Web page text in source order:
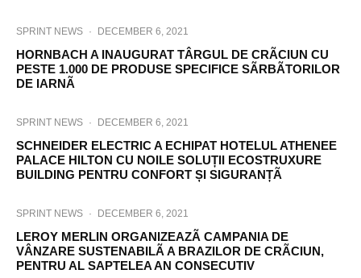
SPRINT NEWS · DECEMBER 6, 2021
HORNBACH A INAUGURAT TÂRGUL DE CRÃCIUN CU
PESTE 1.000 DE PRODUSE SPECIFICE SÃRBÃTORILOR
DE IARNÃ
SPRINT NEWS · DECEMBER 6, 2021
SCHNEIDER ELECTRIC A ECHIPAT HOTELUL ATHENEE
PALACE HILTON CU NOILE SOLUȚII ECOSTRUXURE
BUILDING PENTRU CONFORT ȘI SIGURANȚÃ
SPRINT NEWS · DECEMBER 6, 2021
LEROY MERLIN ORGANIZEAZÃ CAMPANIA DE
VÂNZARE SUSTENABILÃ A BRAZILOR DE CRÃCIUN,
PENTRU AL SAPTELEA AN CONSECUTIV